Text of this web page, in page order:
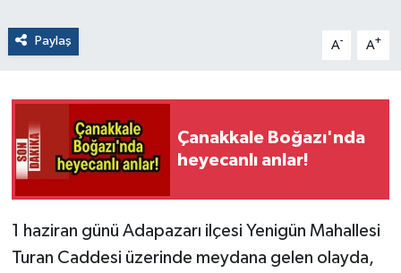
Paylaş A- A+
Çanakkale Boğazı'nda
heyecanlı anlar!
1 haziran günü Adapazarı ilçesi Yenigün Mahallesi
Turan Caddesi üzerinde meydana gelen olayda,